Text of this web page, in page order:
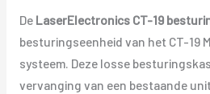
De LaserElectronics CT-19
besturingseenheid van het CT-19
systeem. Deze losse
vervanging van een bestaande